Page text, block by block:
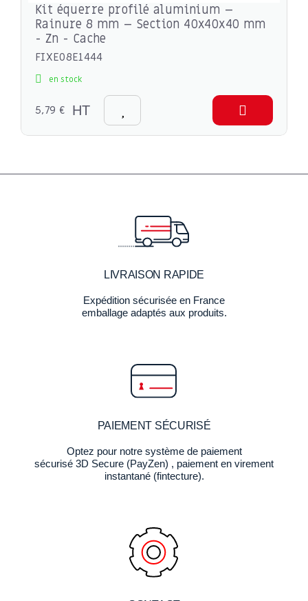
Kit équerre profilé aluminium –
Rainure 8 mm – Section 40x40x40 mm
- Zn - Cache
FIXE08E1444
en stock
5,79 € HT
LIVRAISON RAPIDE
Expédition sécurisée en France
emballage adaptés aux produits.
PAIEMENT SÉCURISÉ
Optez pour notre système de paiement
sécurisé 3D Secure (PayZen) , paiement en virement
instantané (fintecture).